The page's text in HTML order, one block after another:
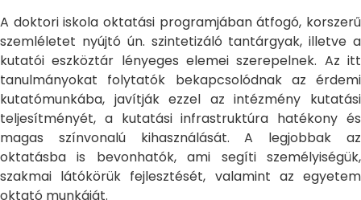
A doktori iskola oktatási programjában átfogó, korszerű
szemléletet nyújtó ún. szintetizáló tantárgyak, illetve a
kutatói eszköztár lényeges elemei szerepelnek. Az itt
tanulmányokat folytatók bekapcsolódnak az érdemi
kutatómunkába, javítják ezzel az intézmény kutatási
teljesítményét, a kutatási infrastruktúra hatékony és
magas színvonalú kihasználását. A legjobbak az
oktatásba is bevonhatók, ami segíti személyiségük,
szakmai látókörük fejlesztését, valamint az egyetem
oktató munkáját.